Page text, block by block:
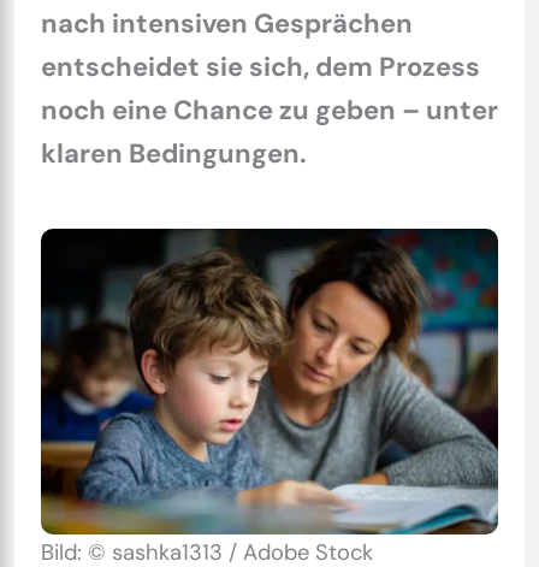
nach intensiven Gesprächen
entscheidet sie sich, dem Prozess
noch eine Chance zu geben – unter
klaren Bedingungen.
Bild: © sashka1313 / Adobe Stock